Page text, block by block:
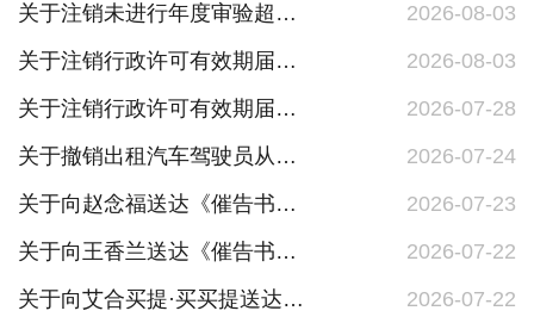
关于注销未进行年度审验超过六个月的道路运输车辆道路运输证的公告
2026-08-03
关于注销行政许可有效期届满未延续的企业《道路运输经营许可证》的公告
2026-08-03
关于注销行政许可有效期届满未延续的企业《道路运输经营许可证》的公告
2026-07-28
关于撤销出租汽车驾驶员从业资格证的公告
2026-07-24
关于向赵念福送达《催告书》的公告
2026-07-23
关于向王香兰送达《催告书》的公告
2026-07-22
关于向艾合买提·买买提送达《催告书》的公告
2026-07-22